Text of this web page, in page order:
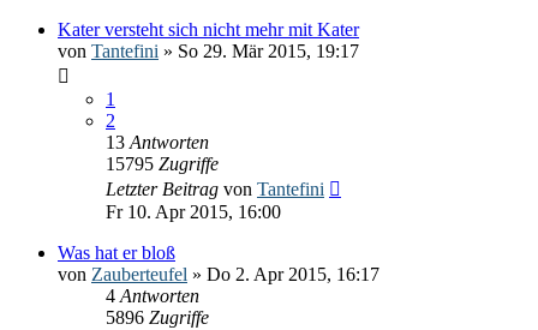
Kater versteht sich nicht mehr mit Kater
von Tantefini » So 29. Mär 2015, 19:17
1
2
13 Antworten
15795 Zugriffe
Letzter Beitrag von Tantefini
Fr 10. Apr 2015, 16:00
Was hat er bloß
von Zauberteufel » Do 2. Apr 2015, 16:17
4 Antworten
5896 Zugriffe